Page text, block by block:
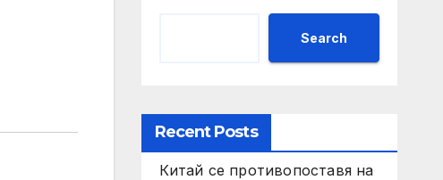
Search
Recent Posts
Китай се противопоставя на